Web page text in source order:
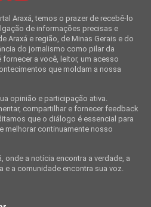
Araxá, temos o prazer de recebê-lo
de informações precisas e
Araxá e região, de Minas Gerais e do
do jornalismo como pilar da
a você, leitor, um acesso
que moldam a nossa
opinião e participação ativa.
compartilhar e fornecer feedback
que o diálogo é essencial para
melhorar continuamente nosso
onde a notícia encontra a verdade, a
e a comunidade encontra sua voz.